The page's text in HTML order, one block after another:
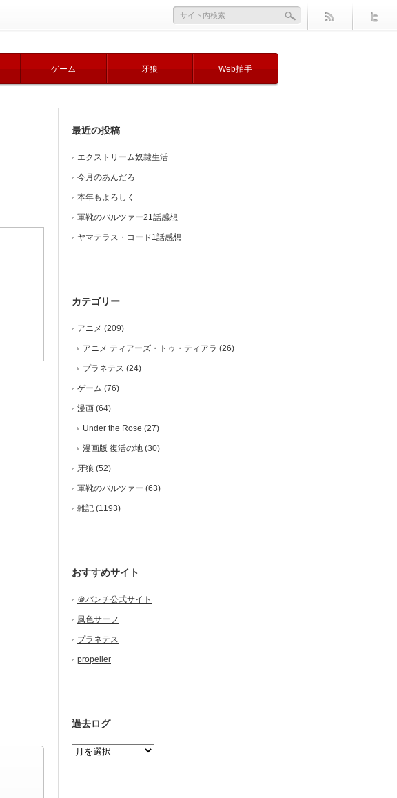
ゲーム 牙狼 Web拍手
最近の投稿
エクストリーム奴隷生活
今月のあんだろ
本年もよろしく
軍靴のバルツァー21話感想
ヤマテラス・コード1話感想
カテゴリー
アニメ (209)
アニメ ティアーズ・トゥ・ティアラ (26)
プラネテス (24)
ゲーム (76)
漫画 (64)
Under the Rose (27)
漫画版 復活の地 (30)
牙狼 (52)
軍靴のバルツァー (63)
雑記 (1193)
おすすめサイト
＠バンチ公式サイト
風色サーフ
プラネテス
propeller
過去ログ